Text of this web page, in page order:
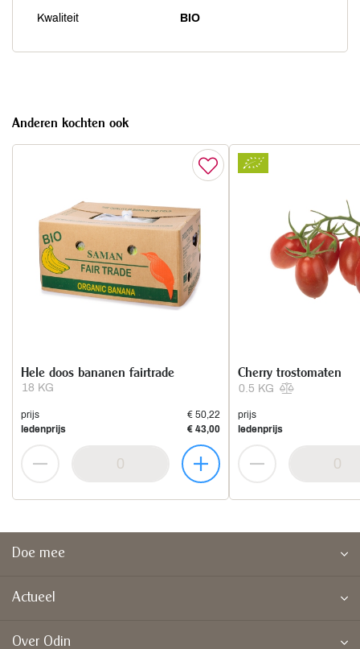
Kwaliteit BIO
Anderen kochten ook
18 KG
Hele doos bananen fairtrade
prijs
€ 50,22
ledenprijs
€ 43,00
0.5 KG
Cherry trostomaten
prijs
ledenprijs
Doe mee
Actueel
Over Odin